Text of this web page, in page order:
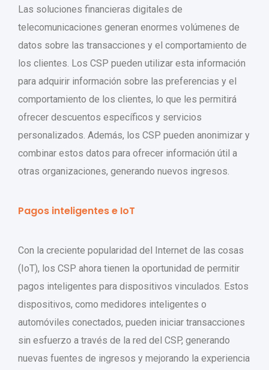
Las soluciones financieras digitales de
telecomunicaciones generan enormes volúmenes de
datos sobre las transacciones y el comportamiento de
los clientes. Los CSP pueden utilizar esta información
para adquirir información sobre las preferencias y el
comportamiento de los clientes, lo que les permitirá
ofrecer descuentos específicos y servicios
personalizados. Además, los CSP pueden anonimizar y
combinar estos datos para ofrecer información útil a
otras organizaciones, generando nuevos ingresos.
Pagos inteligentes e IoT
Con la creciente popularidad del Internet de las cosas
(IoT), los CSP ahora tienen la oportunidad de permitir
pagos inteligentes para dispositivos vinculados. Estos
dispositivos, como medidores inteligentes o
automóviles conectados, pueden iniciar transacciones
sin esfuerzo a través de la red del CSP, generando
nuevas fuentes de ingresos y mejorando la experiencia